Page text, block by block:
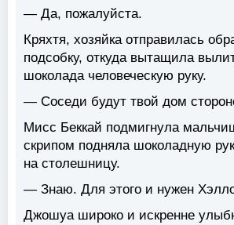
— Да, пожалуйста.
Кряхтя, хозяйка отправилась
подсобку, откуда вытащила
шоколада человеческую руку.
— Соседи будут твой дом
Мисс Беккай подмигнула
скрипом подняла шоколадную
на столешницу.
— Знаю. Для этого и нужен
Джошуа широко и искренне